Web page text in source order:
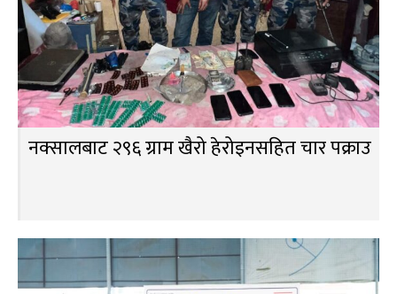
नक्सालबाट २९६ ग्राम खैरो हेरोइनसहित चार पक्राउ